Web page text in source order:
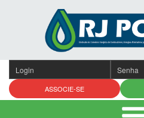
conteúdo
ASSOCIE-SE